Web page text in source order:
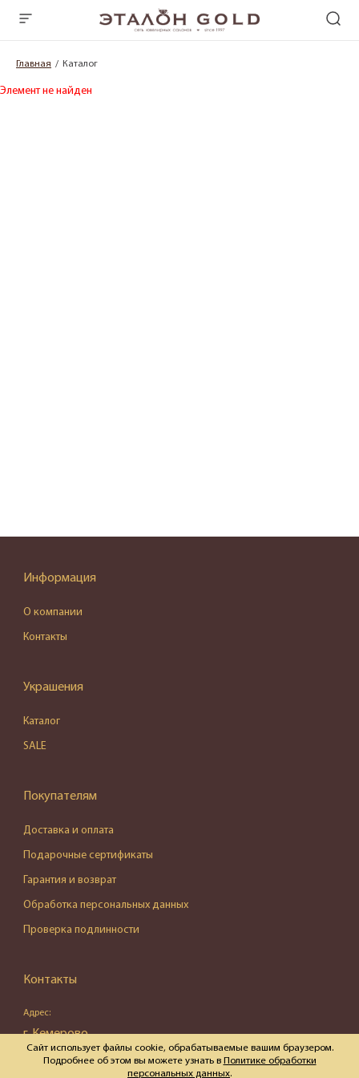
Главная Каталог
Элемент не найден
Информация
О компании
Контакты
Украшения
Каталог
SALE
Покупателям
Доставка и оплата
Подарочные сертификаты
Гарантия и возврат
Обработка персональных данных
Проверка подлинности
Контакты
Адрес:
г. Кемерово,
ул. Весенняя, д. 16, пом. 87
Сайт использует файлы cookie, обрабатываемые вашим браузером.
Подробнее об этом вы можете узнать в Политике обработки
персональных данных.